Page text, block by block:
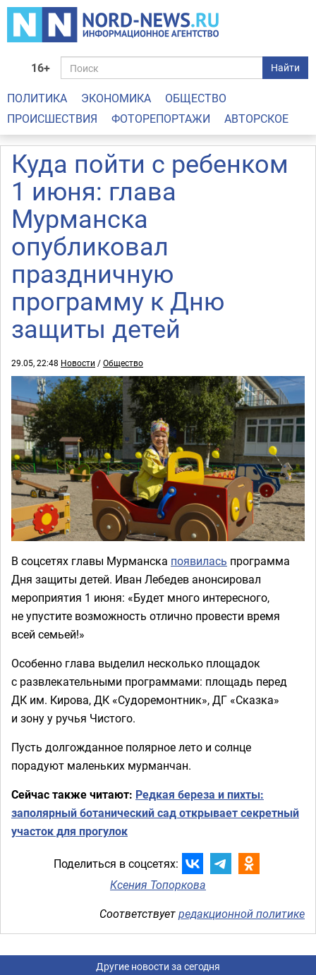
16+ Найти
ПОЛИТИКА ЭКОНОМИКА
ОБЩЕСТВО
ПРОИСШЕСТВИЯ
ФОТОРЕПОРТАЖИ АВТОРСКОЕ
Куда пойти с ребенком
1 июня: глава
Мурманска
опубликовал
праздничную
программу к Дню
защиты детей
29.05, 22:48 Новости /Общество
В соцсетях главы Мурманска появилась программа
Дня защиты детей. Иван Лебедев анонсировал
мероприятия 1 июня: «Будет много интересного,
не упустите возможность отлично провести время
всей семьей!»
Особенно глава выделил несколько площадок
с развлекательными программами: площадь перед
ДК им. Кирова, ДК «Судоремонтник», ДГ «Сказка»
и зону у ручья Чистого.
Пусть долгожданное полярное лето и солнце
порадуют маленьких мурманчан.
Сейчас также читают: Редкая береза и пихты:
заполярный ботанический сад открывает секретный
участок для прогулок
Поделиться в соцсетях:
Ксения Топоркова
Соответствуетредакционной политике
Другие новости за сегодня